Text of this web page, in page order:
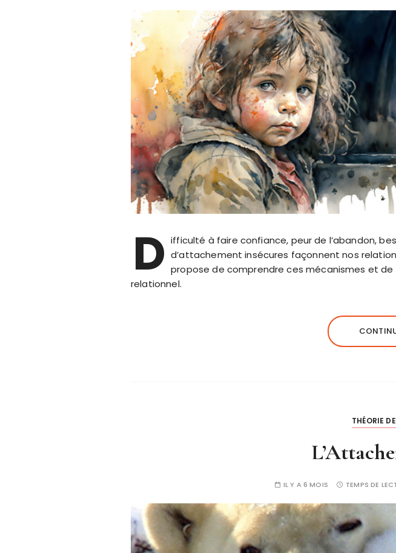
D ifficulté à faire confiance, peur de l’abandon,
d’attachement insécures façonnent nos
propose de comprendre ces mécanismes et
relationnel.
THÉORIE
IL Y A 6 MOIS TEMPS DE